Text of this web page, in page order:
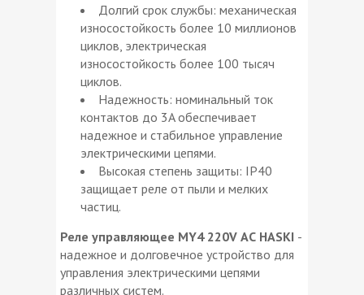
Долгий срок службы: механическая
износостойкость более 10 миллионов
циклов, электрическая
износостойкость более 100 тысяч
циклов.
Надежность: номинальный ток
контактов до 3A обеспечивает
надежное и стабильное управление
электрическими цепями.
Высокая степень защиты: IP40
защищает реле от пыли и мелких
частиц.
Реле управляющее МY4 220V АС HASKI -
надежное и долговечное устройство для
управления электрическими цепями
различных систем.